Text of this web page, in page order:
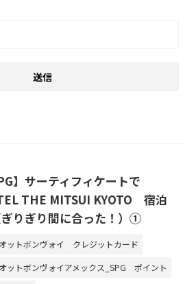
】サーティフィケートで
THE MITSUI KYOTO 宿泊
りぎり間に合った！）①
ットボンヴォイ
クレジットカード
ットボンヴォイアメックス_SPG
ポイント